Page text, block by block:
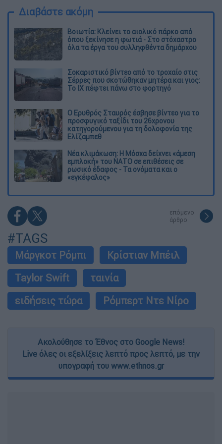
Διαβάστε ακόμη
Βοιωτία: Κλείνει το αιολικό πάρκο από
όπου ξεκίνησε η φωτιά - Στο στόχαστρο
όλα τα έργα του συλληφθέντα δημάρχου
Σοκαριστικό βίντεο από το τροχαίο στις
Σέρρες που σκοτώθηκαν μητέρα και γιος:
Το ΙΧ πέφτει πάνω στο φορτηγό
Ο Ερυθρός Σταυρός έσβησε βίντεο για το
προσφυγικό ταξίδι του 26χρονου
κατηγορούμενου για τη δολοφονία της
Ελίζαμπεθ
Νέα κλιμάκωση: Η Μόσχα δείχνει «άμεση
εμπλοκή» του ΝΑΤΟ σε επιθέσεις σε
ρωσικό έδαφος - Τα ονόματα και ο
«εγκέφαλος»
επόμενο
άρθρο
#TAGS
Μάργκοτ Ρόμπι
Κρίστιαν Μπέιλ
Taylor Swift
ταινία
ειδήσεις τώρα
Ρόμπερτ Ντε Νίρο
Ακολούθησε το Έθνος στο Google News!
Live όλες οι εξελίξεις λεπτό προς λεπτό, με την
υπογραφή του www.ethnos.gr